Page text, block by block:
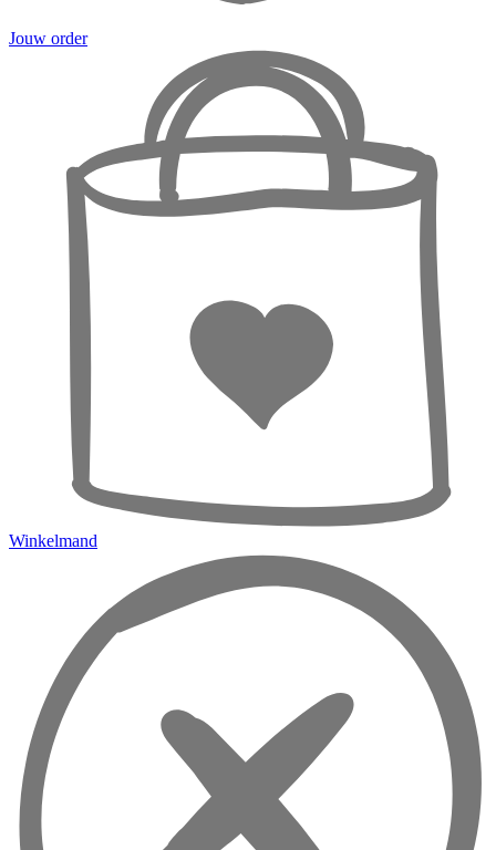
Jouw order
Winkelmand